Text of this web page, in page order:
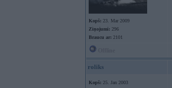
Kopš: 23. Mar 2009
Ziņojumi: 296
Braucu ar: 2101
roliks
Kopš: 25. Jan 2003